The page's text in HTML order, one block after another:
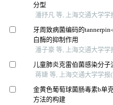
分型
潘抒凡 等, 上海交通大学学
牙周致病菌编码的
白酶的抑制作用
潘子豪 等, 上海交通大学学
儿童肺炎克雷伯菌感染分子
蒋婕 等, 上海交通大学学报
金黄色葡萄球菌肠毒素b单
方法的构建